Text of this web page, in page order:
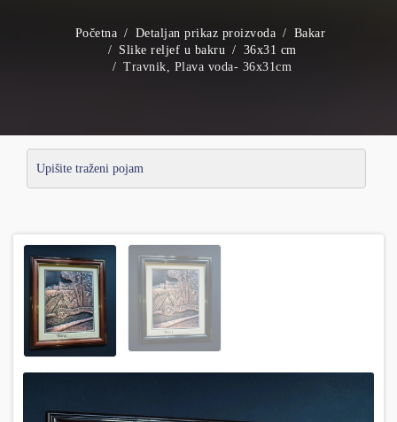
Početna Detaljan prikaz proizvoda
Bakar
Slike reljef u bakru
36x31 cm
Travnik, Plava voda- 36x31cm